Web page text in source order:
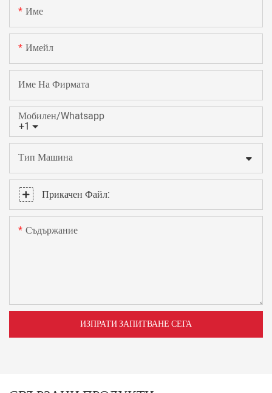
Име
Имейл
Име На Фирмата
+1
Мобилен/Whatsapp
Тип Машина
Прикачен Файл:
Съдържание
ИЗПРАТИ ЗАПИТВАНЕ СЕГА